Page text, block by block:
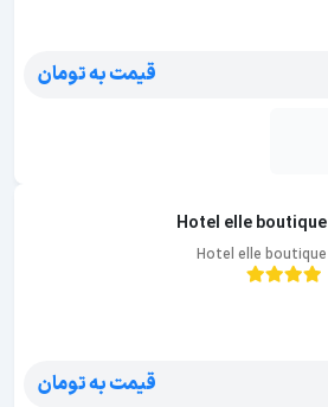
قیمت به تومان
Hotel elle boutique
Hotel elle boutique
قیمت به تومان